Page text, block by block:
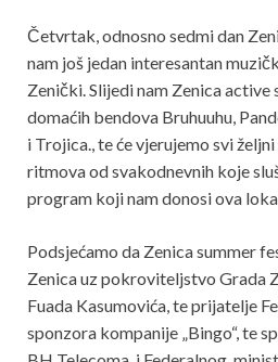
Četvrtak, odnosno sedmi dan
nam još jedan interesantan
Zenički. Slijedi nam Zenica active
domaćih bendova Bruhuuhu,
i Trojica., te će vjerujemo svi
ritmova od svakodnevnih koje
program koji nam donosi ova
Podsjećamo da Zenica summer
Zenica uz pokroviteljstvo Grada
Fuada Kasumovića, te prijatelje
sponzora kompanije „Bingo“, te